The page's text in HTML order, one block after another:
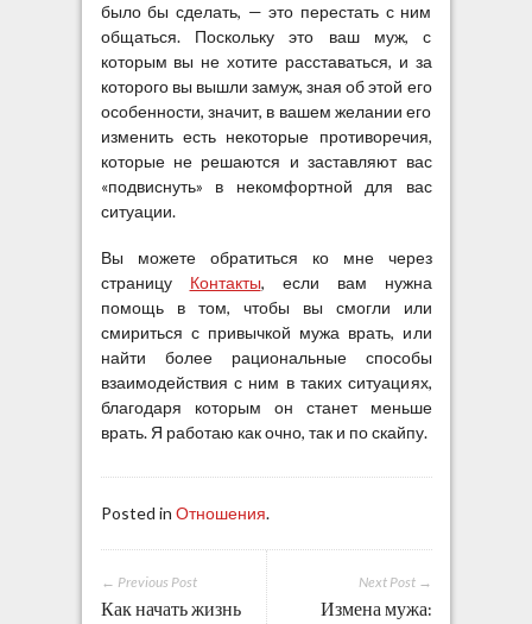
было бы сделать, — это перестать с ним
общаться. Поскольку это ваш муж, с
которым вы не хотите расставаться, и за
которого вы вышли замуж, зная об этой его
особенности, значит, в вашем желании его
изменить есть некоторые противоречия,
которые не решаются и заставляют вас
«подвиснуть» в некомфортной для вас
ситуации.
Вы можете обратиться ко мне через
страницу Контакты, если вам нужна
помощь в том, чтобы вы смогли или
смириться с привычкой мужа врать, или
найти более рациональные способы
взаимодействия с ним в таких ситуациях,
благодаря которым он станет меньше
врать. Я работаю как очно, так и по скайпу.
Posted in Отношения.
Next Post →
Измена мужа:
← Previous Post
Как начать жизнь